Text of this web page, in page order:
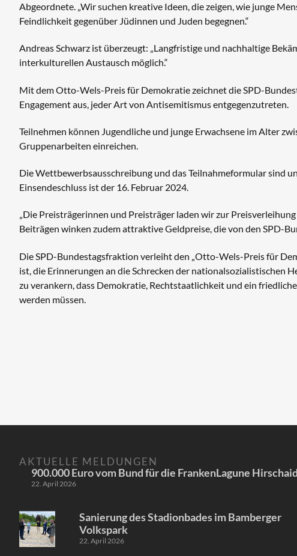
Abgeordnete. „Wir suchen kreative Ideen, die zeigen, wie junge
Feindlichkeit gegenüber Jüdinnen und Juden begegnen.“
Andreas Schwarz ist überzeugt: „Langfristige und nachhaltige
interkulturellen Austausch möglich.“
Mit dem Otto-Wels-Preis für Demokratie zeichnet die SPD-
Engagement aus, jeder Art von Antisemitismus entgegenzutreten.
Teilnehmen können Jugendliche und junge Erwachsene im Alter
Gruppenarbeiten einreichen.
Die Wettbewerbsausschreibung und das Teilnahmeformular sind
Einsendeschluss ist der 16. Februar 2024.
„Die Preisträgerinnen und Preisträger laden wir zur
Beiträgen winken zudem attraktive Geldpreise, die von den SPD-
Die SPD-Bundestagsfraktion verleiht den „Otto-Wels-Preis für
ist, die Erinnerungen an die Schrecken der nationalsozialistischen
zu verankern, dass Demokratie, Rechtstaatlichkeit und ein
werden müssen.
AKTUELLE MELDUNGEN
900.000 Euro vom Bund für die FrankenLagune Hirschaid
22. April 2026
Sanierung des Stadionbades im Bamberger
Volkspark
22. April 2026